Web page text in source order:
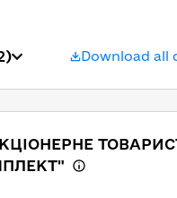
Download all